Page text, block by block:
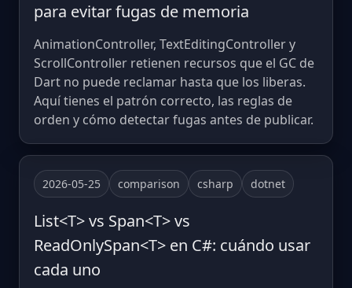
para evitar fugas de memoria
AnimationController, TextEditingController y
ScrollController retienen recursos que el GC de
Dart no puede reclamar hasta que los liberas.
Aquí tienes el patrón correcto, las reglas de
orden y cómo detectar fugas antes de publicar.
2026-05-25 comparison csharp dotnet
List<T> vs Span<T> vs
ReadOnlySpan<T> en C#: cuándo usar
cada uno